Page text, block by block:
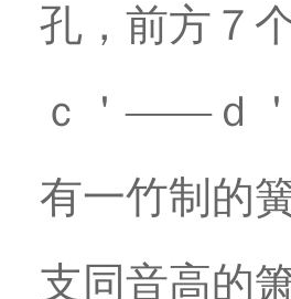
孔，前方７
ｃ＇——ｄ
有一竹制的
支同音高的